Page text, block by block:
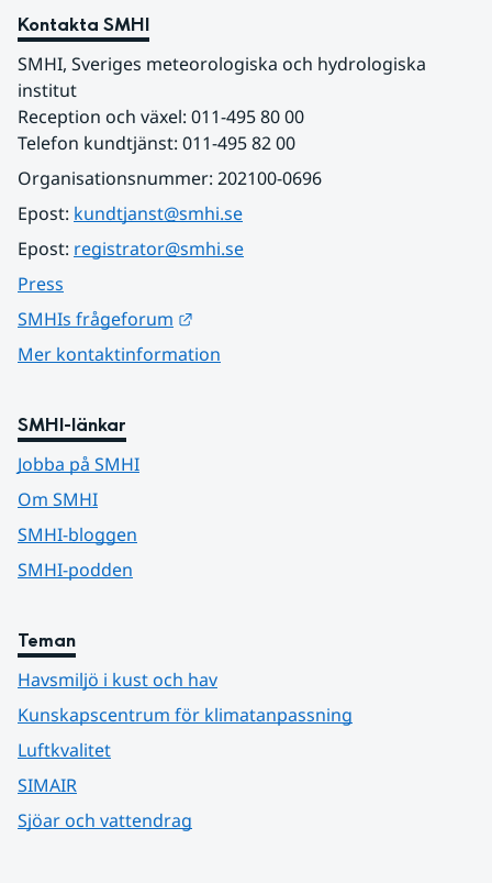
Kontakta SMHI
SMHI, Sveriges meteorologiska och hydrologiska
institut
Reception och växel: 011-495 80 00
Telefon kundtjänst: 011-495 82 00
Organisationsnummer: 202100-0696
Epost: kundtjanst@smhi.se
Epost: registrator@smhi.se
Press
SMHIs frågeforum
Mer kontaktinformation
SMHI-länkar
Jobba på SMHI
Om SMHI
SMHI-bloggen
SMHI-podden
Teman
Havsmiljö i kust och hav
Kunskapscentrum för klimatanpassning
Luftkvalitet
SIMAIR
Sjöar och vattendrag